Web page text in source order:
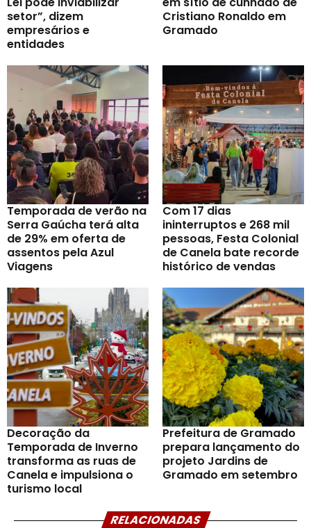
setor”, dizem
empresários e
entidades
Cristiano Ronaldo em
Gramado
Temporada de verão na
Serra Gaúcha terá alta
de 29% em oferta de
assentos pela Azul
Viagens
Com 17 dias
ininterruptos e 268 mil
pessoas, Festa Colonial
de Canela bate recorde
histórico de vendas
Decoração da
Temporada de Inverno
transforma as ruas de
Canela e impulsiona o
turismo local
Prefeitura de Gramado
prepara lançamento do
projeto Jardins de
Gramado em setembro
RELACIONADAS